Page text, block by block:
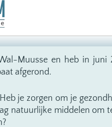
Muusse en heb in juni
afgerond.
je zorgen om je
natuurlijke middelen om